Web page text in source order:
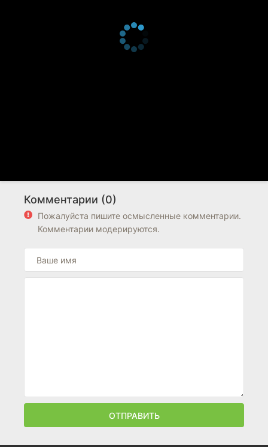
Комментарии (0)
Пожалуйста пишите осмысленные комментарии.
Комментарии модерируются.
ОТПРАВИТЬ